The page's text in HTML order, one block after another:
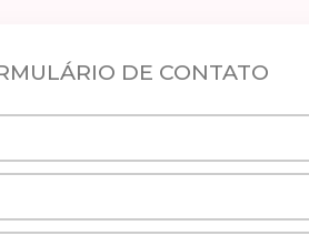
DE CONTATO